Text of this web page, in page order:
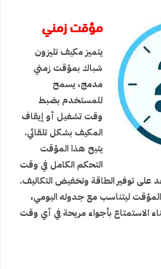
مؤقت زمني
يتميز مكيف تليزون
شباك بمؤقت زمني
مدمج، يسمح
للمستخدم بضبط
وقت تشغيل أو إيقاف
المكيف بشكل تلقائي.
يتيح هذا المؤقت
التحكم الكامل في وقت
على توفير الطاقة وتخفيض التكاليف.
ليتناسب مع جدوله اليومي،
الاستمتاع بأجواء مريحة في أي وقت